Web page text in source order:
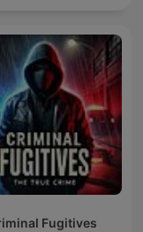
Fugitives